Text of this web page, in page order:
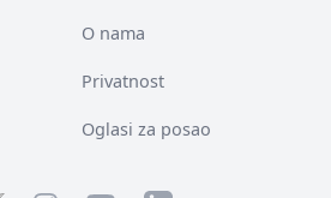
O nama
Privatnost
Oglasi za posao